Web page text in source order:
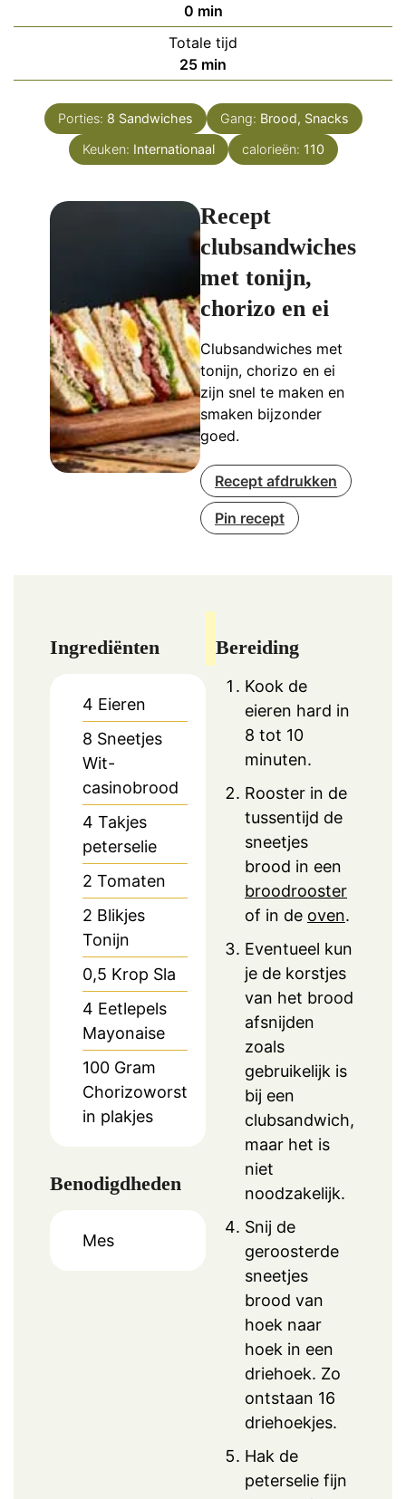
0minuten
min
Totale tijd
25minuten
min
Porties: 8 Sandwiches Gang: Brood, Snacks
Keuken: Internationaal calorieën: 110
Recept
clubsandwiches
met tonijn,
chorizo en ei
Clubsandwiches met
tonijn, chorizo en ei
zijn snel te maken en
smaken bijzonder
goed.
Recept afdrukken
Pin recept
Ingrediënten
4 Eieren
8 Sneetjes
Wit-
casinobrood
4 Takjes
peterselie
2 Tomaten
2 Blikjes
Tonijn
0,5 Krop Sla
4 Eetlepels
Mayonaise
100 Gram
Chorizoworst
in plakjes
Benodigdheden
Mes
Bereiding
Kook de
eieren hard in
8 tot 10
minuten.
Rooster in de
tussentijd de
sneetjes
brood in een
broodrooster
of in de oven.
Eventueel kun
je de korstjes
van het brood
afsnijden
zoals
gebruikelijk is
bij een
clubsandwich,
maar het is
niet
noodzakelijk.
Snij de
geroosterde
sneetjes
brood van
hoek naar
hoek in een
driehoek. Zo
ontstaan 16
driehoekjes.
Hak de
peterselie fijn